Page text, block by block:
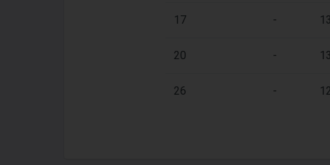
17 -
20 -
26 -